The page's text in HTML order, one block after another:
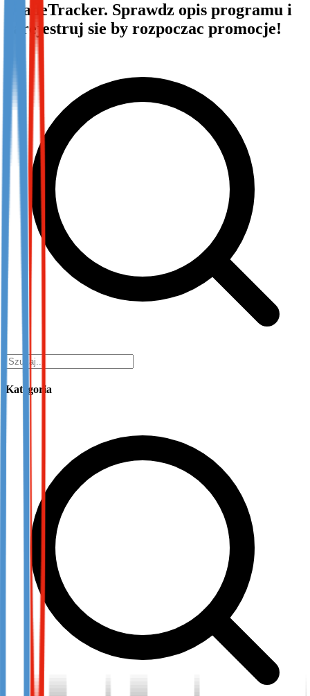
Not already our Publisher?
Sign up here
TradeTracker. Sprawdz opis programu i
zarejestruj sie by rozpoczac promocje!
Kategoria